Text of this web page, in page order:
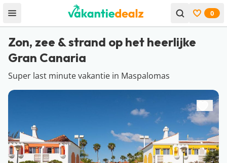
Open menu Bekijk
0
Zon, zee & strand op het heerlijke
Gran Canaria
Super last minute vakantie in Maspalomas